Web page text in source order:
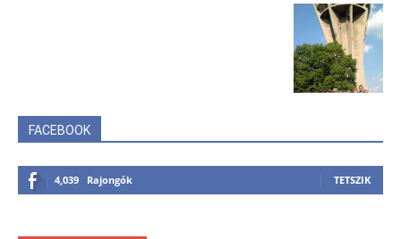
FACEBOOK
4,039 Rajongók TETSZIK